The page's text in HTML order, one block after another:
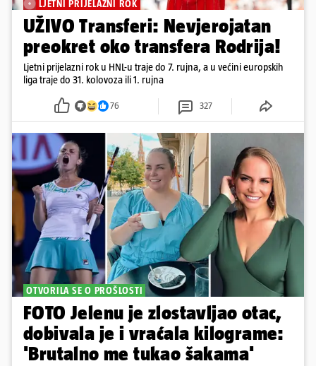
LJETNI PRIJELAZNI ROK
UŽIVO Transferi: Nevjerojatan
preokret oko transfera Rodrija!
Ljetni prijelazni rok u HNL-u traje do 7. rujna, a u većini europskih
liga traje do 31. kolovoza ili 1. rujna
76 327
OTVORILA SE O PROŠLOSTI
FOTO Jelenu je zlostavljao otac,
dobivala je i vraćala kilograme:
'Brutalno me tukao šakama'